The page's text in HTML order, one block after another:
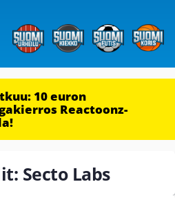
10 euron
Reactoonz-
Secto Labs